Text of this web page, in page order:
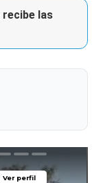
recibe las
Ver perfil
Ver perfil